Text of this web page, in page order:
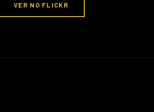
VER NO FLICKR